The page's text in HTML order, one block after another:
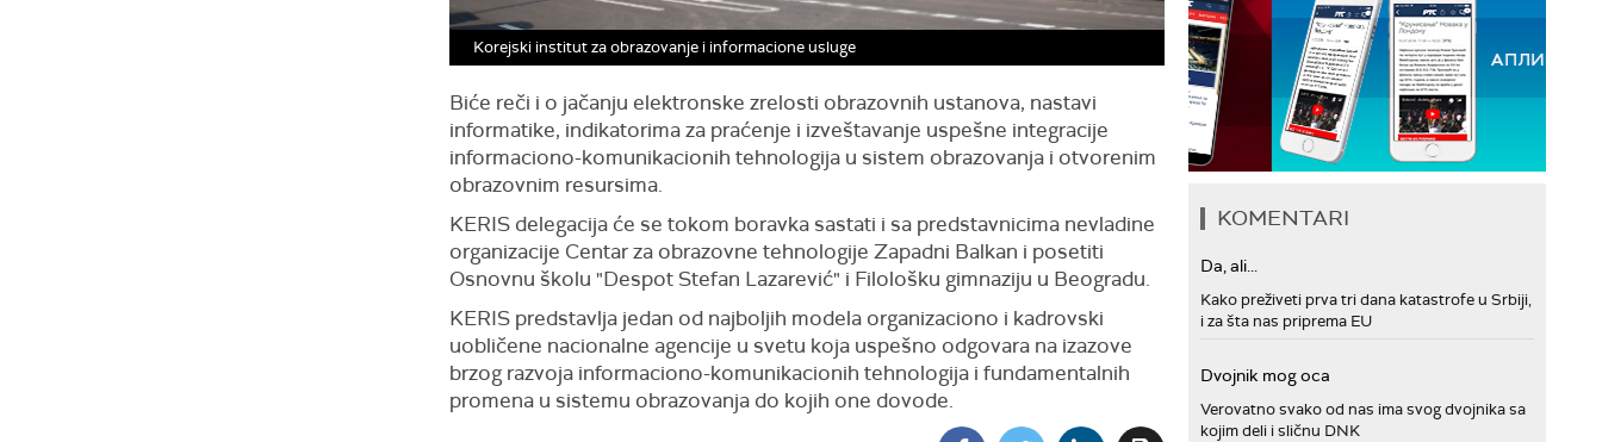
Korejski institut za obrazovanje i informacione usluge
Biće reči i o jačanju elektronske zrelosti obrazovnih ustanova, nastavi
informatike, indikatorima za praćenje i izveštavanje uspešne integracije
informaciono-komunikacionih tehnologija u sistem obrazovanja i otvorenim
obrazovnim resursima.
KERIS delegacija će se tokom boravka sastati i sa predstavnicima nevladine
organizacije Centar za obrazovne tehnologije Zapadni Balkan i posetiti
Osnovnu školu "Despot Stefan Lazarević" i Filološku gimnaziju u Beogradu.
KERIS predstavlja jedan od najboljih modela organizaciono i kadrovski
uobličene nacionalne agencije u svetu koja uspešno odgovara na izazove
brzog razvoja informaciono-komunikacionih tehnologija i fundamentalnih
promena u sistemu obrazovanja do kojih one dovode.
KOMENTARI
Da, ali...
Kako preživeti prva tri dana katastrofe u Srbiji,
i za šta nas priprema EU
Dvojnik mog oca
Verovatno svako od nas ima svog dvojnika sa
kojim deli i sličnu DNK